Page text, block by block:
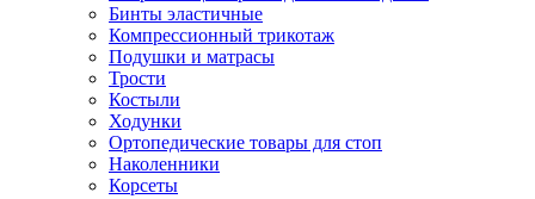
Бинты эластичные
Компрессионный трикотаж
Подушки и матрасы
Трости
Костыли
Ходунки
Ортопедические товары для стоп
Наколенники
Корсеты